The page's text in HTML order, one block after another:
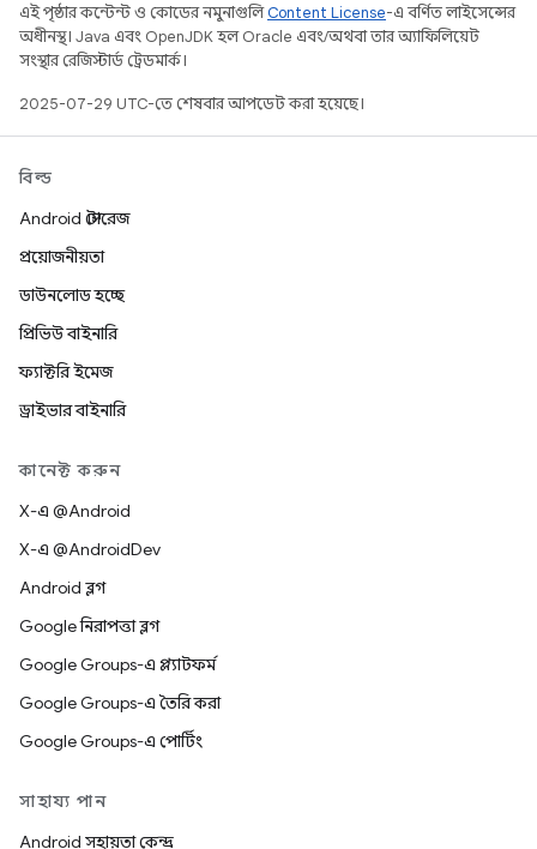
এই পৃষ্ঠার কন্টেন্ট ও কোডের নমুনাগুলিContent License-এ বর্ণিত লাইসেন্সের
অধীনস্থ। Java এবং OpenJDK হল Oracle এবং/অথবা তার অ্যাফিলিয়েট
সংস্থার রেজিস্টার্ড ট্রেডমার্ক।
2025-07-29 UTC-তে শেষবার আপডেট করা হয়েছে।
বিল্ড
Android স্টোরেজ
প্রয়োজনীয়তা
ডাউনলোড হচ্ছে
প্রিভিউ বাইনারি
ফ্যাক্টরি ইমেজ
ড্রাইভার বাইনারি
কানেক্ট করুন
X-এ @Android
X-এ @AndroidDev
Android ব্লগ
Google নিরাপত্তা ব্লগ
Google Groups-এ প্ল্যাটফর্ম
Google Groups-এ তৈরি করা
Google Groups-এ পোর্টিং
সাহায্য পান
Android সহায়তা কেন্দ্র